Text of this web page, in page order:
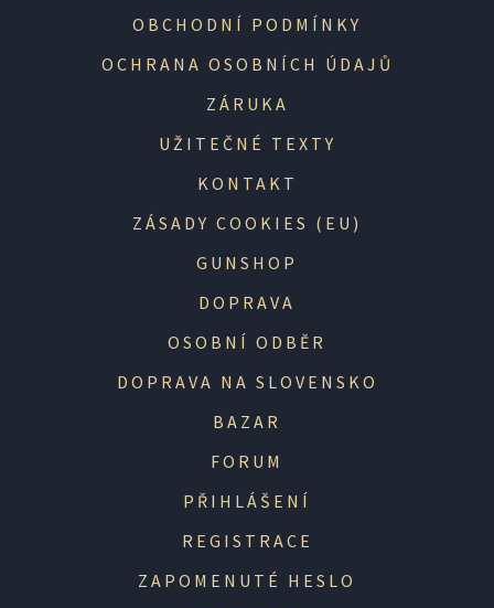
OBCHODNÍ PODMÍNKY
OCHRANA OSOBNÍCH ÚDAJŮ
ZÁRUKA
UŽITEČNÉ TEXTY
KONTAKT
ZÁSADY COOKIES (EU)
GUNSHOP
DOPRAVA
OSOBNÍ ODBĚR
DOPRAVA NA SLOVENSKO
BAZAR
FORUM
PŘIHLÁŠENÍ
REGISTRACE
ZAPOMENUTÉ HESLO